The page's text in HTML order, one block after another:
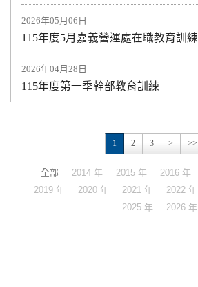
2026年05月06日
115年度5月嘉義營運處在職教育訓練
2026年04月28日
115年度第一季幹部教育訓練
1 2 3 > >>
全部 2014 年 2015 年 2016 年
2019 年
2020 年 2021 年 2022 年
2025 年
2026 年